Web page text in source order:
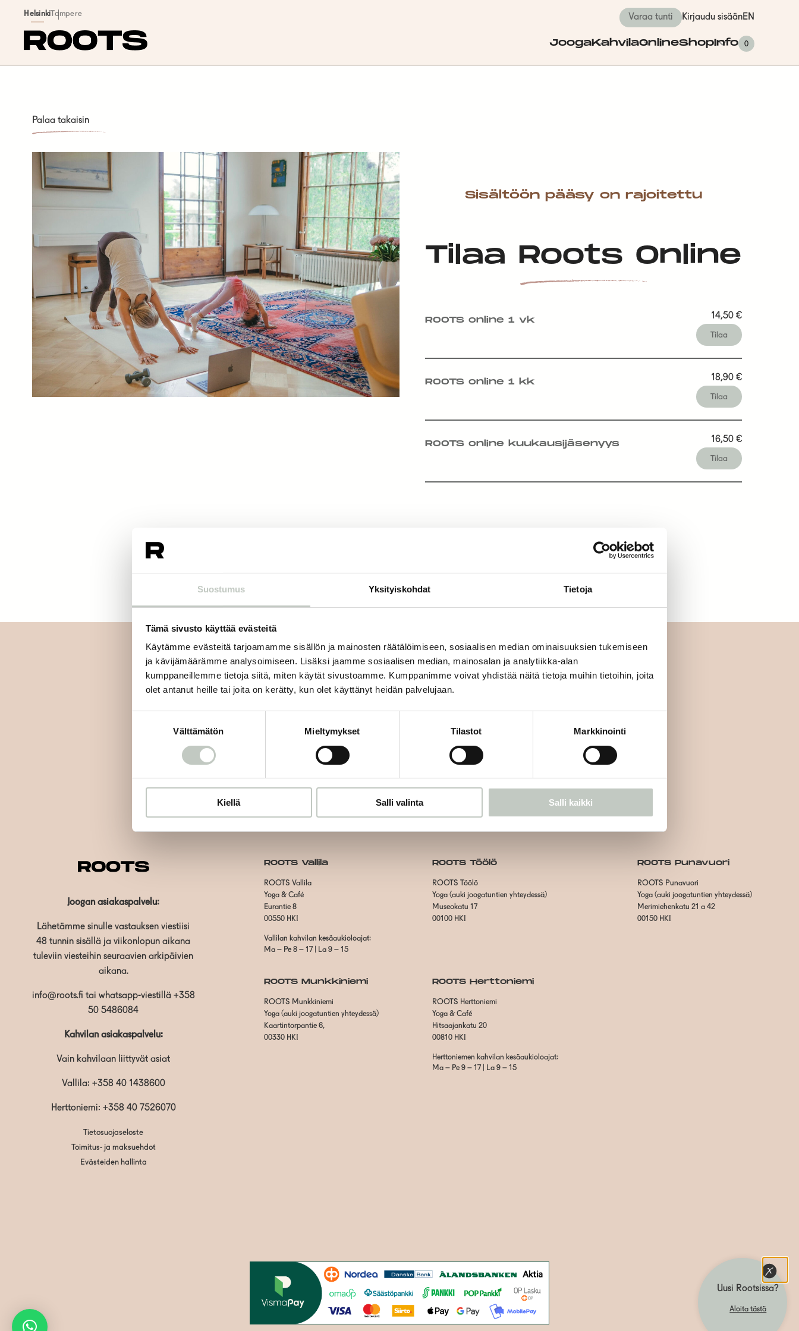
Suostumus Yksityiskohdat Tietoja
Tämä sivusto käyttää evästeitä
Käytämme evästeitä tarjoamamme sisällön ja mainosten räätälöimiseen, sosiaalisen median ominaisuuksien tukemiseen
ja kävijämäärämme analysoimiseen. Lisäksi jaamme sosiaalisen median, mainosalan ja analytiikka-alan
kumppaneillemme tietoja siitä, miten käytät sivustoamme. Kumppanimme voivat yhdistää näitä tietoja muihin tietoihin, joita
olet antanut heille tai joita on kerätty, kun olet käyttänyt heidän palvelujaan.
Välttämätön Mieltymykset Tilastot Markkinointi
Kiellä Salli valinta Salli kaikki
Siirry sisältöön
HelsinkiTampere Varaa tunti Kirjaudu sisäänEN
JoogaKahvilaOnlineShopInfo 0
Palaa takaisin
Sisältöön pääsy on rajoitettu
Tilaa Roots Online
ROOTS online 1 vk 14,50 €
Tilaa
ROOTS online 1 kk 18,90 €
Tilaa
ROOTS online kuukausijäsenyys 16,50 €
Tilaa
Kirjaudu sisään
Tilaa uutiskirjeemme
Tilaa uutiskirjeemme ja saat tiedon uusista tapahtumista ja Roots Journaleista ensimmäisten joukossa:
Joogan asiakaspalvelu:
Lähetämme sinulle vastauksen viestiisi
48 tunnin sisällä ja viikonlopun aikana
tuleviin viesteihin seuraavien arkipäivien
aikana.
info@roots.fi tai whatsapp-viestillä +358
50 5486084
Kahvilan asiakaspalvelu:
Vain kahvilaan liittyvät asiat
Vallila: +358 40 1438600
Herttoniemi: +358 40 7526070
Tietosuojaseloste
Toimitus- ja maksuehdot
Evästeiden hallinta
ROOTS Vallila
ROOTS Vallila
Yoga & Café
Eurantie 8
00550 HKI
Vallilan kahvilan kesäaukioloajat:
Ma – Pe 8 – 17 | La 9 – 15
ROOTS Töölö
ROOTS Töölö
Yoga (auki joogatuntien yhteydessä)
Museokatu 17
00100 HKI
ROOTS Punavuori
ROOTS Punavuori
Yoga (auki joogatuntien yhteydessä)
Merimiehenkatu 21 a 42
00150 HKI
ROOTS Munkkiniemi
ROOTS Munkkiniemi
Yoga (auki joogatuntien yhteydessä)
Kaartintorpantie 6,
00330 HKI
ROOTS Herttoniemi
ROOTS Herttoniemi
Yoga & Café
Hitsaajankatu 20
00810 HKI
Herttoniemen kahvilan kesäaukioloajat:
Ma – Pe 9 – 17 | La 9 – 15
Uusi Rootsissa?
Aloita tästä